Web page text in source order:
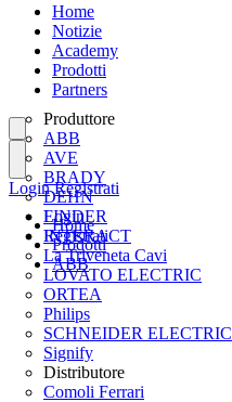
Home
Notizie
Academy
Prodotti
Partners
Produttore
ABB
AVE
BRADY
DEHN
FINDER
INTERACT
La Triveneta Cavi
LOVATO ELECTRIC
ORTEA
Philips
SCHNEIDER ELECTRIC
Signify
Distributore
Comoli Ferrari
Login
Registrati
Login Registrati
Home
Prodotti
ABB